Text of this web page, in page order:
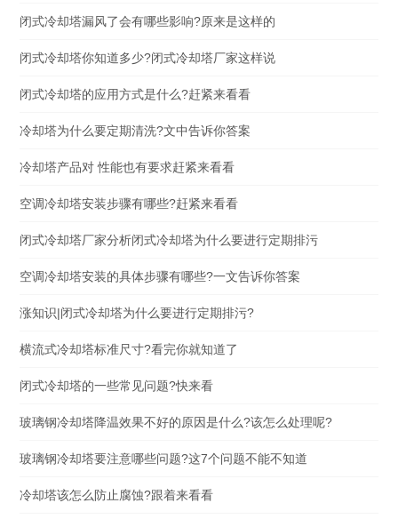
闭式冷却塔漏风了会有哪些影响?原来是这样的
闭式冷却塔你知道多少?闭式冷却塔厂家这样说
闭式冷却塔的应用方式是什么?赶紧来看看
冷却塔为什么要定期清洗?文中告诉你答案
冷却塔产品对 性能也有要求赶紧来看看
空调冷却塔安装步骤有哪些?赶紧来看看
闭式冷却塔厂家分析闭式冷却塔为什么要进行定期排污
空调冷却塔安装的具体步骤有哪些?一文告诉你答案
涨知识|闭式冷却塔为什么要进行定期排污?
横流式冷却塔标准尺寸?看完你就知道了
闭式冷却塔的一些常见问题?快来看
玻璃钢冷却塔降温效果不好的原因是什么?该怎么处理呢?
玻璃钢冷却塔要注意哪些问题?这7个问题不能不知道
冷却塔该怎么防止腐蚀?跟着来看看